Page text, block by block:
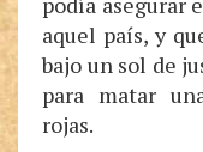
aquel país, y
bajo un sol de
para matar
rojas.